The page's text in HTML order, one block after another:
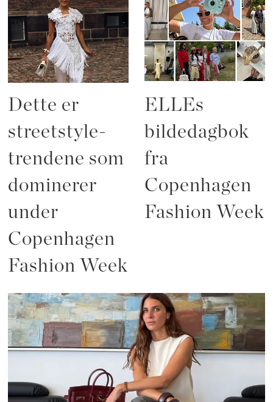
Dette er
streetstyle-
trendene som
dominerer
under
Copenhagen
Fashion Week
ELLEs
bildedagbok
fra
Copenhagen
Fashion Week